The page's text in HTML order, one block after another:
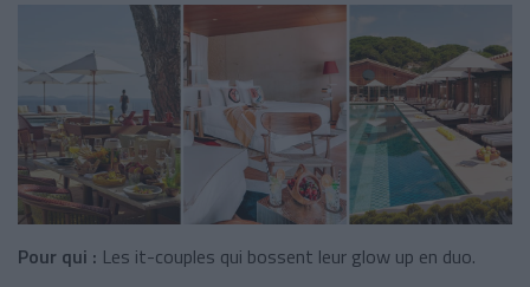
Pour qui : Les it-couples qui bossent leur glow up en duo.